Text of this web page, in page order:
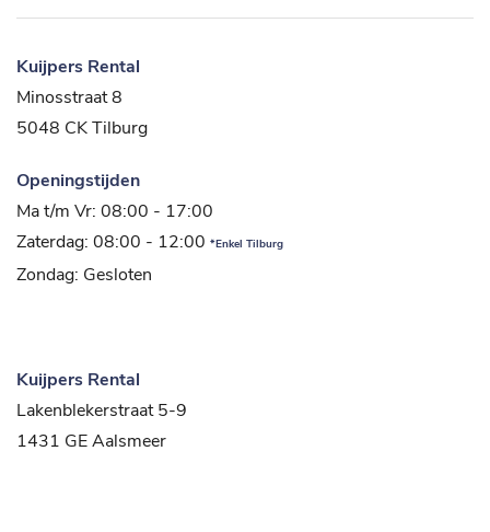
Kuijpers Rental
Minosstraat 8
5048 CK Tilburg
Openingstijden
Ma t/m Vr: 08:00 - 17:00
Zaterdag: 08:00 - 12:00 *Enkel Tilburg
Zondag: Gesloten
Kuijpers Rental
Lakenblekerstraat 5-9
1431 GE Aalsmeer